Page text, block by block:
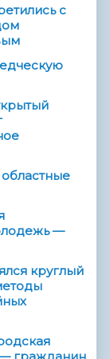
с
—
круглый
гражданин